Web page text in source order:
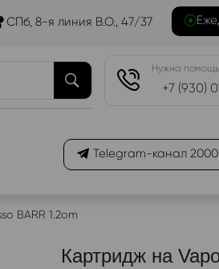
СПб, 8-я линия В.О., 47/37
Нужна
+7 (930)
Telegram-канал
BARR 1.2om
Картридж на